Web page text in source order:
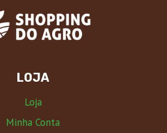
LOJA
Loja
Minha Conta